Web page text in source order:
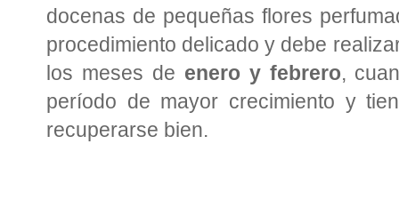
docenas de pequeñas flores
procedimiento delicado y debe
los meses de enero y febrero,
período de mayor crecimiento y
recuperarse bien.